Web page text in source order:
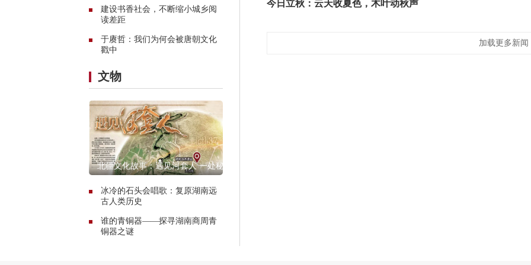
建设书香社会，不断缩小城乡阅
读差距
于赓哲：我们为何会被唐朝文化
戳中
文物
北疆文化故事：遇见河套人 一处秘
冰冷的石头会唱歌：复原湖南远
古人类历史
谁的青铜器——探寻湖南商周青
铜器之谜
今日立秋：云天收夏色，木叶动秋声
加载更多新闻